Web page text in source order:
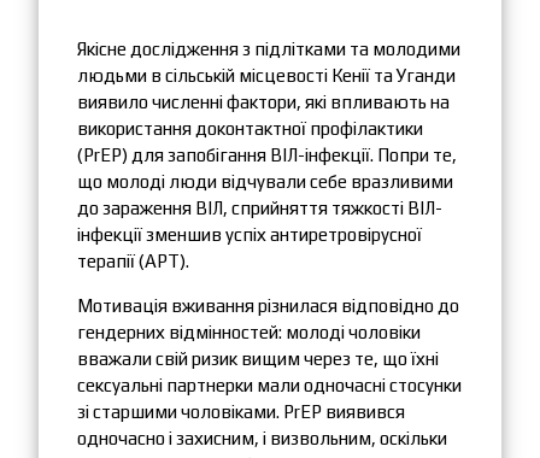
Якісне дослідження з підлітками та молодими
людьми в сільській місцевості Кенії та Уганди
виявило численні фактори, які впливають на
використання доконтактної профілактики
(PrEP) для запобігання ВІЛ-інфекції. Попри те,
що молоді люди відчували себе вразливими
до зараження ВІЛ, сприйняття тяжкості ВІЛ-
інфекції зменшив успіх антиретровірусної
терапії (АРТ).
Мотивація вживання різнилася відповідно до
гендерних відмінностей: молоді чоловіки
вважали свій ризик вищим через те, що їхні
сексуальні партнерки мали одночасні стосунки
зі старшими чоловіками. PrEP виявився
одночасно і захисним, і визвольним, оскільки